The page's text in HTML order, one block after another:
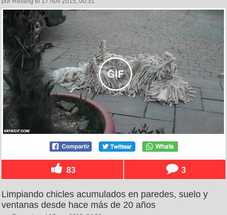
83 3
Limpiando chicles acumulados en paredes, suelo y
ventanas desde hace más de 20 años